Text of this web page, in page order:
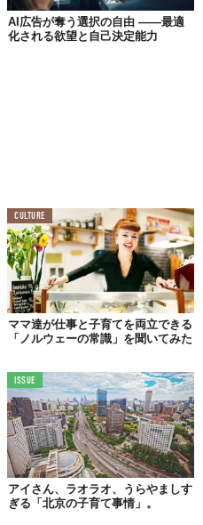
AI広告が奪う選択の自由 ――最適
化される欲望と自己決定能力
CULTURE
ママ達が仕事と子育てを両立できる
「ノルウェーの常識」を聞いてみた
ISSUE
アイさん、ラオラオ、うらやましす
ぎる「北京の子育て事情」。